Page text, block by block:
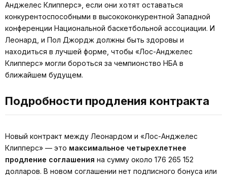
Анджелес Клипперс», если они хотят оставаться
конкурентоспособными в высококонкурентной Западной
конференции Национальной баскетбольной ассоциации. И
Леонард, и Пол Джордж должны быть здоровы и
находиться в лучшей форме, чтобы «Лос-Анджелес
Клипперс» могли бороться за чемпионство НБА в
ближайшем будущем.
Подробности продления контракта
Новый контракт между Леонардом и «Лос-Анджелес
Клипперс» — это максимальное четырехлетнее
продление соглашения на сумму около 176 265 152
долларов. В новом соглашении нет подписного бонуса или